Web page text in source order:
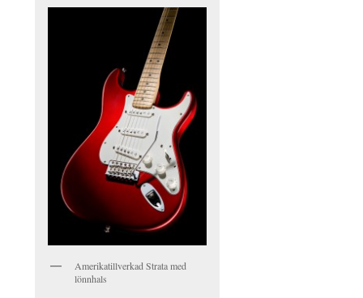
Amerikatillverkad Strata med
lönnhals